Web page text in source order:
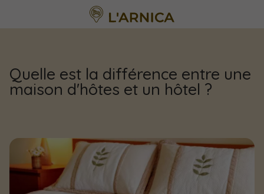
Quelle est la différence entre une
maison d'hôtes et un hôtel ?